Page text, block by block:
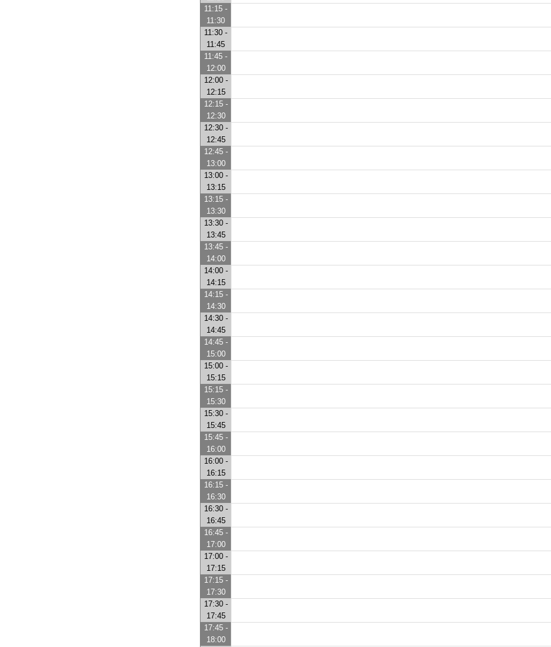
11:15 -
11:30
11:30 -
11:45
11:45 -
12:00
12:00 -
12:15
12:15 -
12:30
12:30 -
12:45
12:45 -
13:00
13:00 -
13:15
13:15 -
13:30
13:30 -
13:45
13:45 -
14:00
14:00 -
14:15
14:15 -
14:30
14:30 -
14:45
14:45 -
15:00
15:00 -
15:15
15:15 -
15:30
15:30 -
15:45
15:45 -
16:00
16:00 -
16:15
16:15 -
16:30
16:30 -
16:45
16:45 -
17:00
17:00 -
17:15
17:15 -
17:30
17:30 -
17:45
17:45 -
18:00